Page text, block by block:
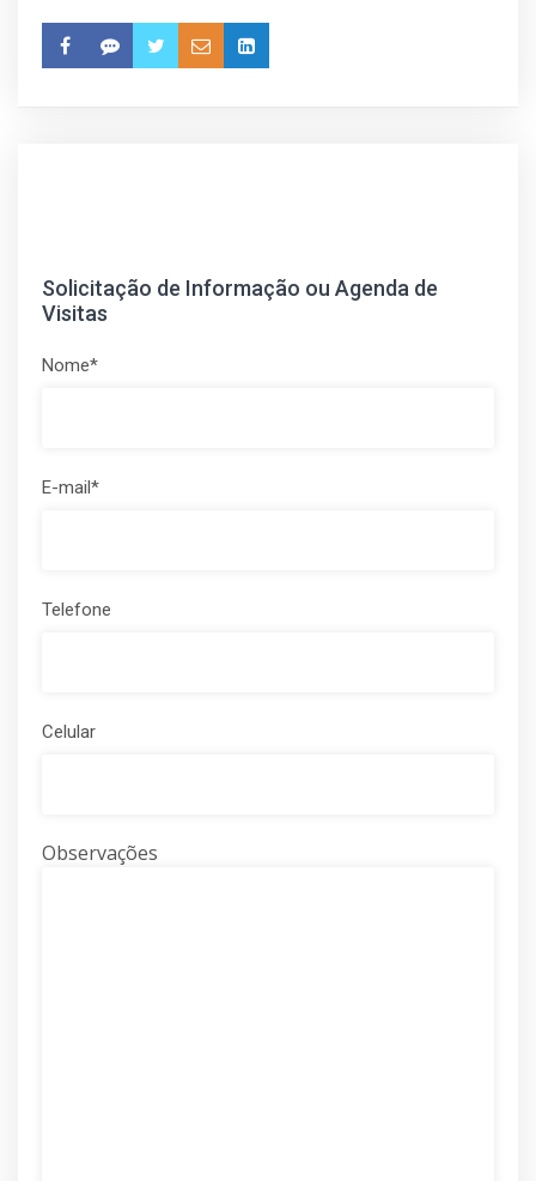
Solicitação de Informação ou Agenda de
Visitas
Nome*
E-mail*
Telefone
Celular
Observações